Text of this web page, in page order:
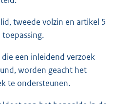
tweede volzin en artikel 5
een inleidend verzoek
worden geacht het
te ondersteunen.